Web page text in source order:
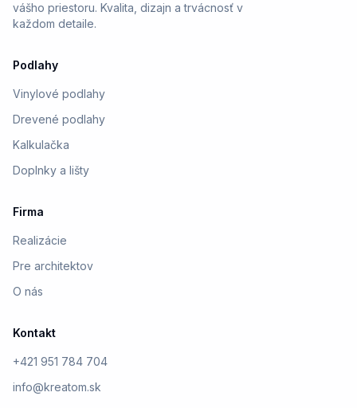
vášho priestoru. Kvalita, dizajn a trvácnosť v
každom detaile.
Podlahy
Vinylové podlahy
Drevené podlahy
Kalkulačka
Doplnky a lišty
Firma
Realizácie
Pre architektov
O nás
Kontakt
+421 951 784 704
info@kreatom.sk